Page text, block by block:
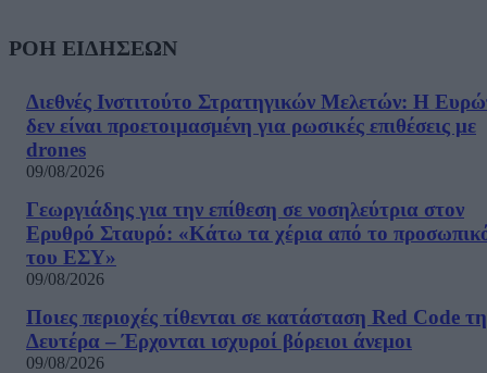
ΡΟΗ ΕΙΔΗΣΕΩΝ
Διεθνές Ινστιτούτο Στρατηγικών Μελετών: Η
δεν είναι προετοιμασμένη για ρωσικές επιθέσεις με
drones
09/08/2026
Γεωργιάδης για την επίθεση σε νοσηλεύτρια στον
Ερυθρό Σταυρό: «Κάτω τα χέρια από το
του ΕΣΥ»
09/08/2026
Ποιες περιοχές τίθενται σε κατάσταση Red Code τη
Δευτέρα – Έρχονται ισχυροί βόρειοι άνεμοι
09/08/2026